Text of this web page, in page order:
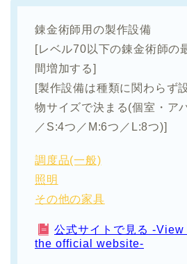
錬金術師用の製作設備
[レベル70以下の錬金術師の
間増加する]
[製作設備は種類に関わらず
物サイズで決まる(個室・ア
／S:4つ／M:6つ／L:8つ)]
調度品(一般)
照明
その他の家具
公式サイトで見る -
the official website-